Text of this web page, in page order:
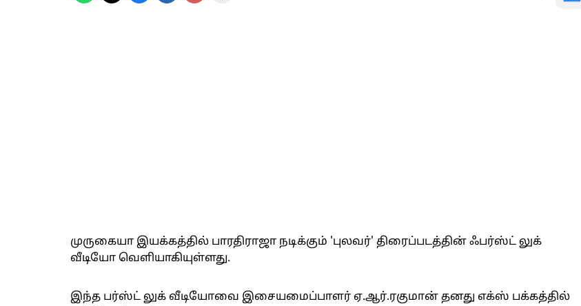
முருகையா இயக்கத்தில் பாரதிராஜா நடிக்கும் 'புலவர்' திரைப்படத்தின் ஃபர்ஸ்ட் லுக்
வீடியோ வெளியாகியுள்ளது.
இந்த பர்ஸ்ட் லுக் வீடியோவை இசையமைப்பாளர் ஏ.ஆர்.ரகுமான் தனது எக்ஸ் பக்கத்தில்